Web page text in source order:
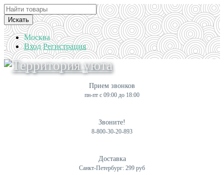
Искать
Москва
Вход Регистрация
Прием звонков
пн-пт с 09:00 до 18:00
Звоните!
8-800-30-20-893
Доставка
Санкт-Петербург: 299 руб